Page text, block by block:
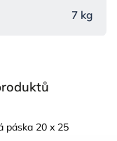
7 kg
páska 20 x 25